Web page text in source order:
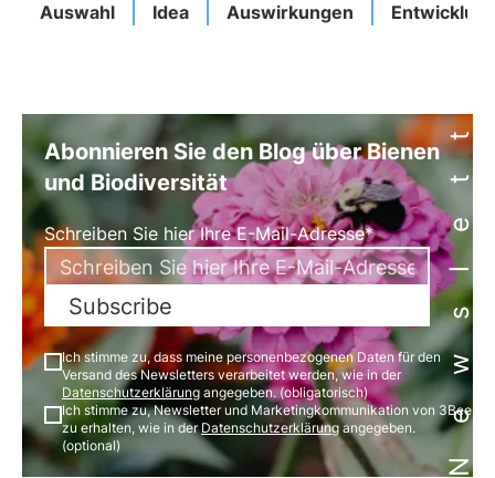
Auswahl Idea Auswirkungen Newsletter
Abonnieren Sie den Blog über Bienen
und Biodiversität
Schreiben Sie hier Ihre E-Mail-Adresse*
Subscribe
Ich stimme zu, dass meine personenbezogenen Daten für den
Versand des Newsletters verarbeitet werden, wie in der
Datenschutzerklärung angegeben. (obligatorisch)
Ich stimme zu, Newsletter und Marketingkommunikation von 3Bee
zu erhalten, wie in derDatenschutzerklärungangegeben.
(optional)